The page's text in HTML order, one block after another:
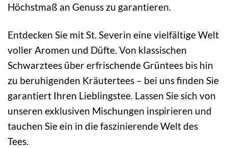
Höchstmaß an Genuss zu garantieren.
Entdecken Sie mit St. Severin eine vielfältige Welt
voller Aromen und Düfte. Von klassischen
Schwarztees über erfrischende Grüntees bis hin
zu beruhigenden Kräutertees – bei uns finden Sie
garantiert Ihren Lieblingstee. Lassen Sie sich von
unseren exklusiven Mischungen inspirieren und
tauchen Sie ein in die faszinierende Welt des
Tees.